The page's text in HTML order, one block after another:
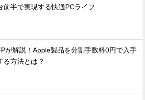
前半で実現する快適PCライフ
が解説！Apple製品を分割手数料0円で入手
る方法とは？